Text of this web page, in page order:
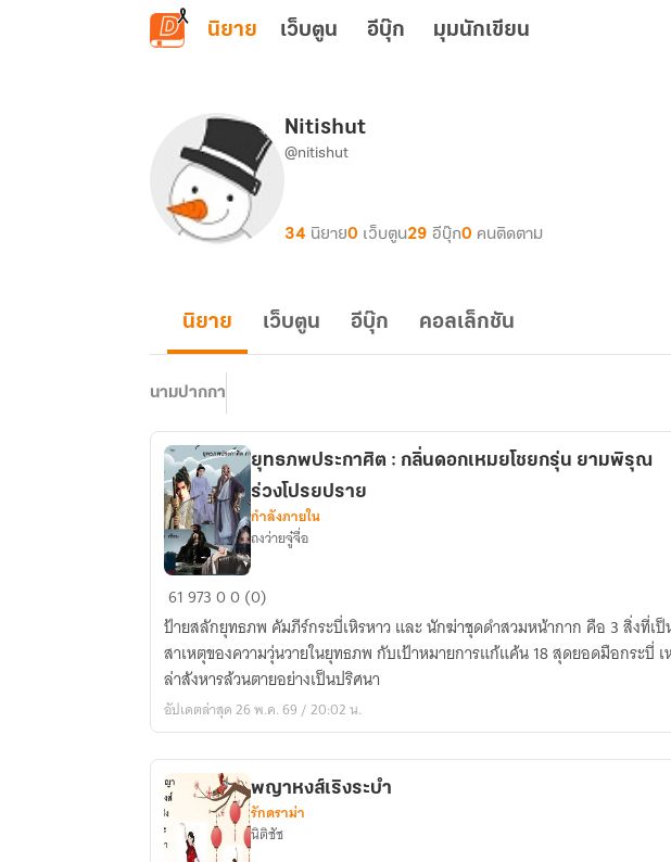
ข้ามไปยังเนื้อหาหลัก
นิยาย เว็บตูน อีบุ๊ก มุมนักเขียน
Nitishut
@nitishut
34 นิยาย0 เว็บตูน29 อีบุ๊ก0 คนติดตาม
นิยาย เว็บตูน อีบุ๊ก คอลเล็กชัน
นามปากกา
ยุทธ
ภพ
ประกาศิต
:
กลิ่น
ดอก
โชย
กรุ่น
ยาม
ยุทธภพประกาศิต : กลิ่นดอกเหมยโชยกรุ่น ยามพิรุณ
ร่วงโปรยปราย
กำลังภายใน
ถงว่ายจู๋จื่อ
6197300 (0)
ป้ายสลักยุทธภพ คัมภีร์กระบี่เหิรหาว และ นักฆ่าชุดดำสวมหน้ากาก คือ 3 สิ่งที่เป็น
สาเหตุของความวุ่นวายในยุทธภพ กับเป้าหมายการแก้แค้น 18 สุดยอดมือกระบี่ เหยื่อ
ล่าสังหารล้วนตายอย่างเป็นปริศนา
อัปเดตล่าสุด 26 พ.ค. 69 / 20:02 น.
พญาหงส์เริงระบำ
รักดราม่า
นิติชัช